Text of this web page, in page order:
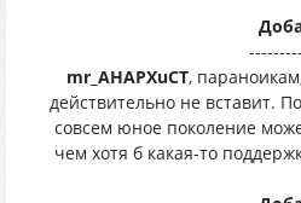
mr_AHAPXuCT,
действительно не вставит.
совсем юное поколение
чем хотя б какая-то